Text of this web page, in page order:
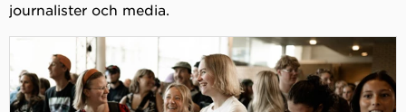
journalister och media.